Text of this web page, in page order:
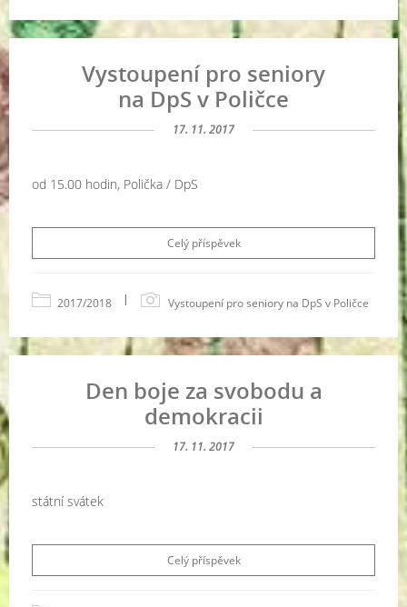
Vystoupení pro seniory
na DpS v Poličce
17. 11. 2017
od 15.00 hodin, Polička / DpS
Celý příspěvek
2017/2018 | Vystoupení pro seniory na DpS v Poličce
Den boje za svobodu a
demokracii
17. 11. 2017
státní svátek
Celý příspěvek